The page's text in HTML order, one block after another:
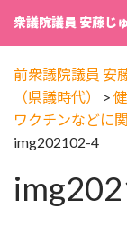
衆議院議員 安藤じ
前衆議院議員 安
（県議時代）
>
ワクチンなどに
img202102-4